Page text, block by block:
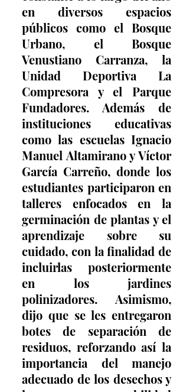
en diversos espacios
públicos como el Bosque
Urbano, el Bosque
Venustiano Carranza, la
Unidad Deportiva La
Compresora y el Parque
Fundadores. Además de
instituciones educativas
como las escuelas Ignacio
Manuel Altamirano y Víctor
García Carreño, donde los
estudiantes participaron en
talleres enfocados en la
germinación de plantas y el
aprendizaje sobre su
cuidado, con la finalidad de
incluirlas posteriormente
en los jardines
polinizadores. Asimismo,
dijo que se les entregaron
botes de separación de
residuos, reforzando así la
importancia del manejo
adecuado de los desechos y